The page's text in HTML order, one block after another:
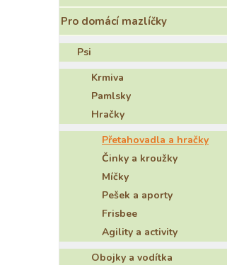
n
n
í
p
l
Pro domácí mazlíčky
Psi
Krmiva
Pamlsky
Hračky
Přetahovadla a hračky
Činky a kroužky
Míčky
Pešek a aporty
Frisbee
Agility a activity
Obojky a vodítka